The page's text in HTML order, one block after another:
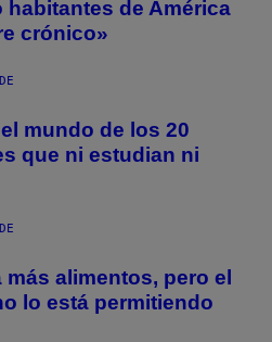
habitantes de América
crónico»
mundo de los 20
que ni estudian ni
alimentos, pero el
lo está permitiendo